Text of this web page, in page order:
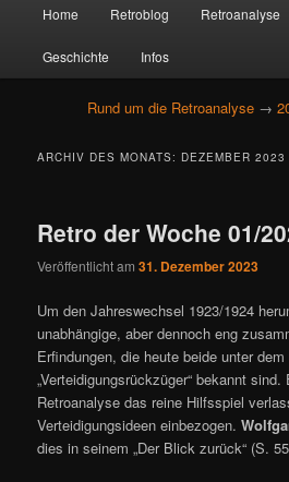
Zum
primären
Inhalt
springen
Zum
sekundären
Inhalt
springen
Home Retroblog Retroanalyse
Geschichte Infos
Rund um die Retroanalyse →
ARCHIV DES MONATS: DEZEMBER 2023
Retro der Woche 01/
Veröffentlicht am31. Dezember 2023
Um den Jahreswechsel 1923/1924
unabhängige, aber dennoch eng
Erfindungen, die heute beide unter dem
„Verteidigungsrückzüger“ bekannt
Retroanalyse das reine Hilfsspiel
Verteidigungsideen einbezogen.
dies in seinem „Der Blick zurück“ (S.